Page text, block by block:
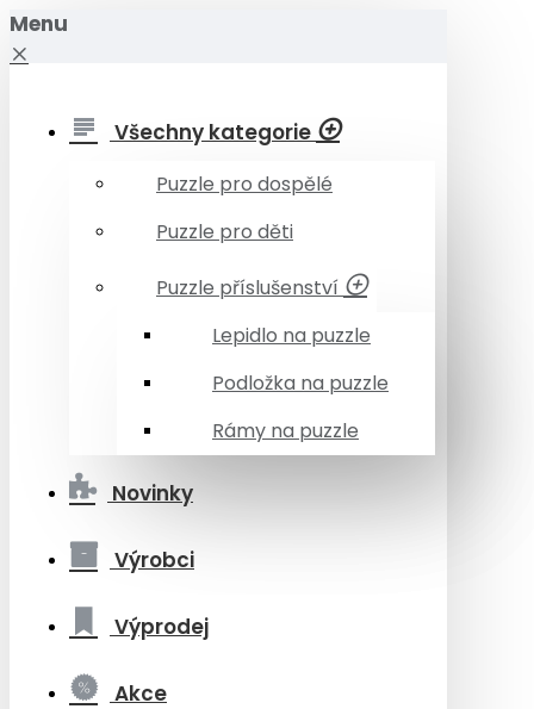
Menu
Všechny kategorie
Puzzle pro dospělé
Puzzle pro děti
Puzzle příslušenství
Lepidlo na puzzle
Podložka na puzzle
Rámy na puzzle
Novinky
Výrobci
Výprodej
Akce